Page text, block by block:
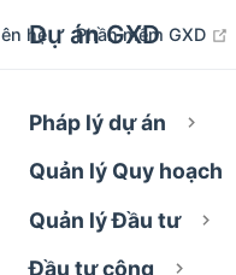
Dự án GXD
hệ Phần mềm GXD
Pháp lý dự án
Quản lý Quy hoạch
Quản lý Đầu tư
Đầu tư công